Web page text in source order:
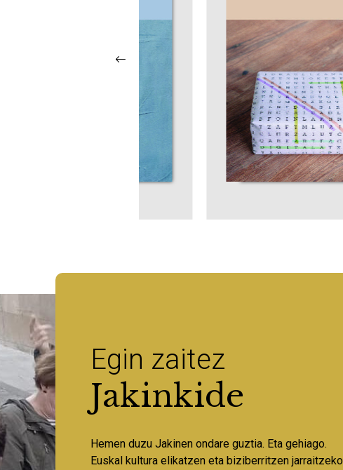
Egin zaitez
Jakinkide
Hemen duzu Jakinen ondare guztia. Eta gehiago.
Euskal kultura elikatzen eta biziberritzen jarraitzeko